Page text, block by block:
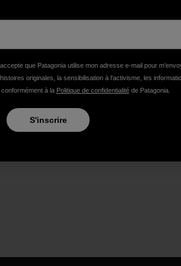
que Patagonia utilise mon adresse e-mail pour
originales, la sensibilisation à l'activisme, les
à la Politique de confidentialitéde Patagonia.
S'inscrire